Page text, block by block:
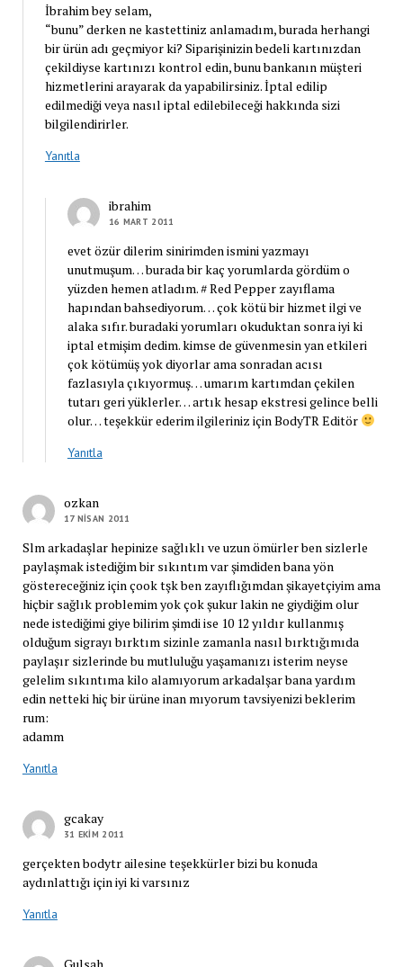
İbrahim bey selam,
“bunu” derken ne kastettiniz anlamadım, burada herhangi
bir ürün adı geçmiyor ki? Siparişinizin bedeli kartınızdan
çekildiyse kartınızı kontrol edin, bunu bankanın müşteri
hizmetlerini arayarak da yapabilirsiniz. İptal edilip
edilmediği veya nasıl iptal edilebileceği hakkında sizi
bilgilendirirler.
Yanıtla
ibrahim
16 MART 2011
evet özür dilerim sinirimden ismini yazmayı
unutmuşum… burada bir kaç yorumlarda gördüm o
yüzden hemen atladım. # Red Pepper zayıflama
hapından bahsediyorum… çok kötü bir hizmet ilgi ve
alaka sıfır. buradaki yorumları okuduktan sonra iyi ki
iptal etmişim dedim. kimse de güvenmesin yan etkileri
çok kötümüş yok diyorlar ama sonradan acısı
fazlasıyla çıkıyormuş… umarım kartımdan çekilen
tutarı geri yüklerler… artık hesap ekstresi gelince belli
olur… teşekkür ederim ilgileriniz için BodyTR Editör
Yanıtla
ozkan
17 NISAN 2011
Slm arkadaşlar hepinize sağlıklı ve uzun ömürler ben sizlerle
paylaşmak istediğim bir sıkıntım var şimdiden bana yön
göstereceğiniz için çook tşk ben zayıflığımdan şikayetçiyim ama
hiçbir sağlık problemim yok çok şukur lakin ne giydiğim olur
nede istediğimi giye bilirim şimdi ise 10 12 yıldır kullanmış
olduğum sigrayı bırktım sizinle zamanla nasıl bırktığımıda
paylaşır sizlerinde bu mutluluğu yaşamanızı isterim neyse
gelelim sıkıntıma kilo alamıyorum arkadalşar bana yardım
edin netteki hiç bir ürüne inan mıyorum tavsiyenizi beklerim
rum:
adamm
Yanıtla
gcakay
31 EKIM 2011
gerçekten bodytr ailesine teşekkürler bizi bu konuda
aydınlattığı için iyi ki varsınız
Yanıtla
Gulsah